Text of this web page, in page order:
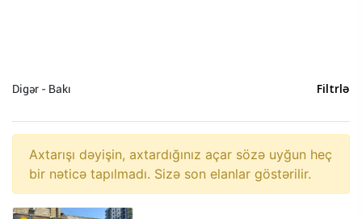
Digər - Bakı Filtrlə
Axtarışı dəyişin, axtardığınız açar sözə uyğun heç
bir nəticə tapılmadı. Sizə son elanlar göstərilir.